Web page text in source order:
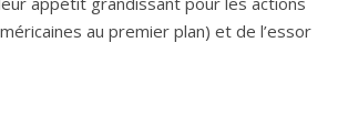
au premier plan) et de l’essor